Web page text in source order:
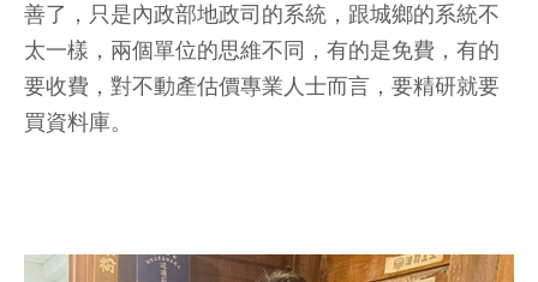
善了，只是內政部地政司的系統，跟城鄉的系統不
太一樣，兩個單位的思維不同，有的是免費，有的
要收費，對不動產估價專業人士而言，要精研就要
買資料庫。